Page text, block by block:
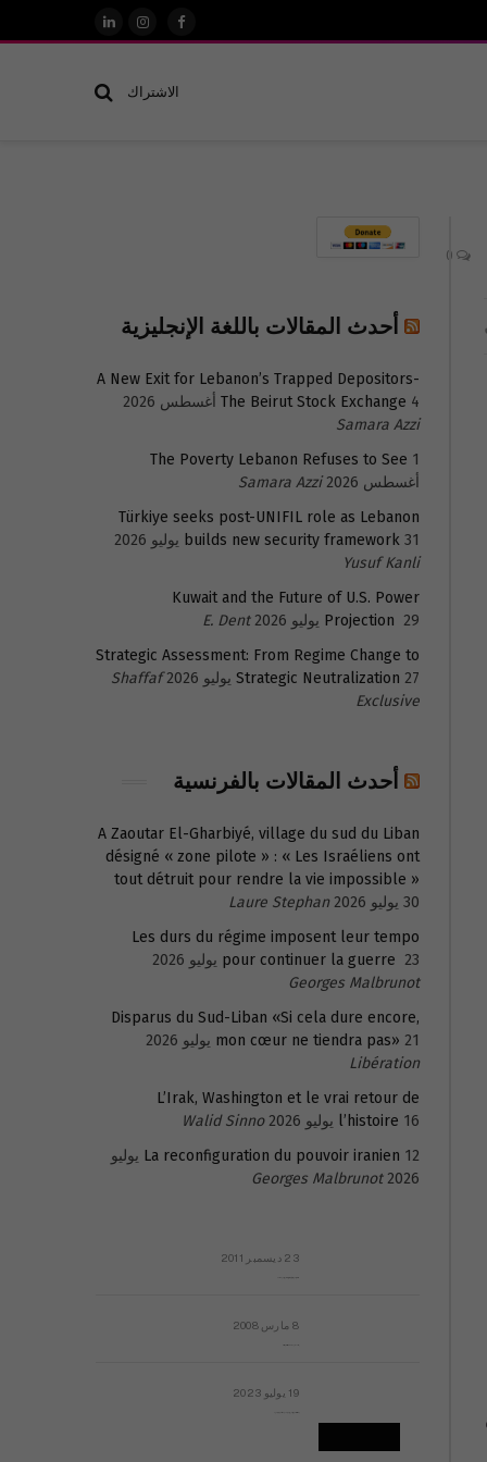
فيسبوكالانستغرام
لينكدإن
الاشتراك
أحدث المقالات باللغة الإنجليزية
A New Exit for Lebanon’s Trapped Depositors-
The Beirut Stock Exchange 4 أغسطس 2026
Samara Azzi
The Poverty Lebanon Refuses to See 1
أغسطس 2026
Samara Azzi
Türkiye seeks post-UNIFIL role as Lebanon
builds new security framework 31 يوليو 2026
Yusuf Kanli
Kuwait and the Future of U.S. Power
Projection 29 يوليو 2026
E. Dent
Strategic Assessment: From Regime Change to
Strategic Neutralization 27 يوليو 2026
Shaffaf
Exclusive
أحدث المقالات بالفرنسية
A Zaoutar El-Gharbiyé, village du sud du Liban
désigné « zone pilote » : « Les Israéliens ont
tout détruit pour rendre la vie impossible »
30 يوليو 2026
Laure Stephan
Les durs du régime imposent leur tempo
pour continuer la guerre 23 يوليو 2026
Georges Malbrunot
Disparus du Sud-Liban «Si cela dure encore,
mon cœur ne tiendra pas» 21 يوليو 2026
Libération
L’Irak, Washington et le vrai retour de
l’histoire 16 يوليو 2026
Walid Sinno
La reconfiguration du pouvoir iranien 12 يوليو
2026
Georges Malbrunot
23 ديسمبر 2011
8 مارس 2008
19 يوليو 2023